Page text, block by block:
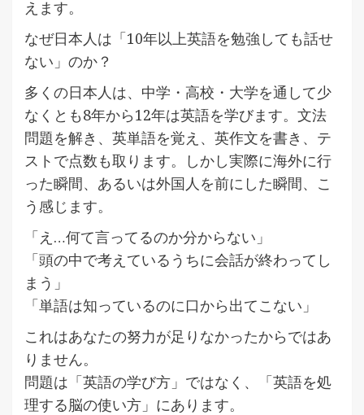
えます。
なぜ日本人は「10年以上英語を勉強しても話せ
ない」のか？
多くの日本人は、中学・高校・大学を通して少
なくとも8年から12年は英語を学びます。文法
問題を解き、英単語を覚え、英作文を書き、テ
ストで点数も取ります。しかし実際に海外に行
った瞬間、あるいは外国人を前にした瞬間、こ
う感じます。
「え…何て言ってるのか分からない」
「頭の中で考えているうちに会話が終わってし
まう」
「単語は知っているのに口から出てこない」
これはあなたの努力が足りなかったからではあ
りません。
問題は「英語の学び方」ではなく、「英語を処
理する脳の使い方」にあります。